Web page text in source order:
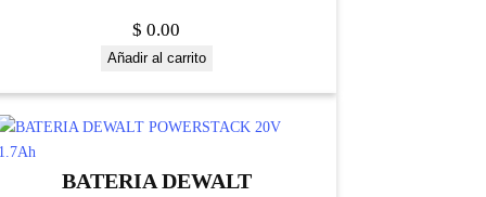
$ 0.00
Añadir al carrito
BATERIA DEWALT